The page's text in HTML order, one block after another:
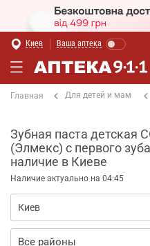
Киев Ваша аптека
Главная Для детей и мам
Зубная паста детская
(Элмекс) с первого
наличие в Киеве
Наличие актуально на 04:45